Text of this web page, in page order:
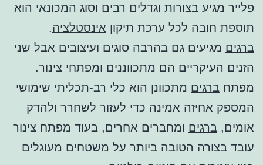
פלייר מגיע בצורות וגדלים רבים וסוג המכונאי הוא
תוספת חובה לכל ערכת תיקון אינסטלציה.
ברגים מגיעים גם בהרבה סוגים ועיצובים אבל שני
הזנים העיקריים הם מתכווננים ומפתחי צינור.
מפתח ברגים מתכוונן הוא כלי רב-תכליתי שימושי
המספק אחיזה אמינה כדי לעזור לשחרר ולהדק
אומים, ברגים ומחברים אחרים, בעוד מפתח צינור
עובד בצורה הטובה ביותר על משטחים מעוגלים